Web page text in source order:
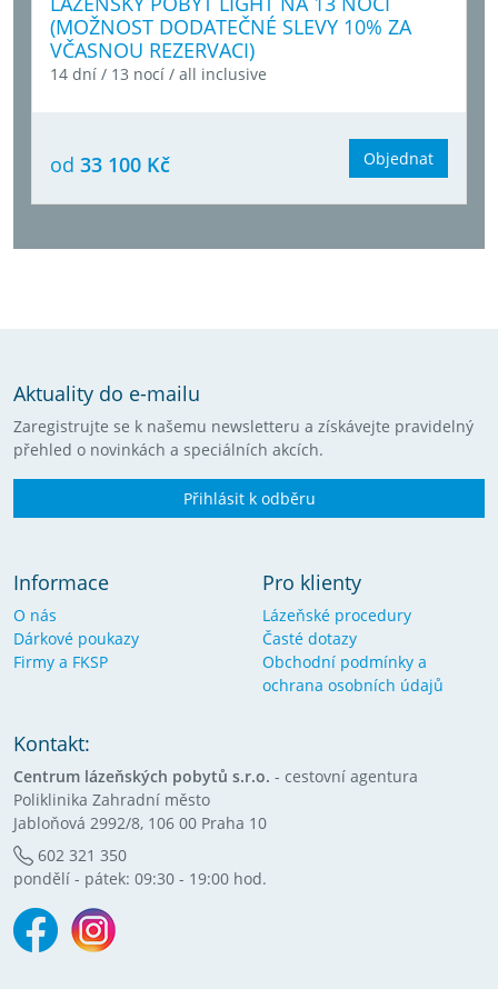
(MOŽNOST DODATEČNÉ SLEVY 10% ZA
VČASNOU REZERVACI)
14 dní / 13 nocí / all inclusive
od 33 100 Kč Objednat
Aktuality do e-mailu
Zaregistrujte se k našemu newsletteru a získávejte pravidelný
přehled o novinkách a speciálních akcích.
Přihlásit k odběru
Informace
O nás
Dárkové poukazy
Firmy a FKSP
Pro klienty
Lázeňské procedury
Časté dotazy
Obchodní podmínky a
ochrana osobních údajů
Kontakt:
Centrum lázeňských pobytů s.r.o. - cestovní agentura
Poliklinika Zahradní město
Jabloňová 2992/8, 106 00 Praha 10
602 321 350
pondělí - pátek: 09:30 - 19:00 hod.